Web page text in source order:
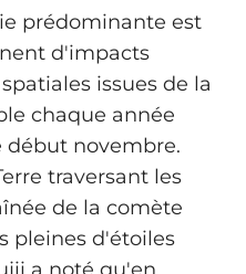
prédominante est
d'impacts
issues de la
chaque année
début novembre.
traversant les
de la comète
pleines d'étoiles